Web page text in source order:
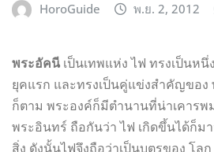
HoroGuide พ.ย. 2, 2012
พระอัคนี เป็นเทพแห่ง ไฟ ทรงเป็นห
ยุคแรก และทรงเป็นคู่แข่งสำคัญของ
ก็ตาม พระองค์ก็มีตำนานที่น่าเคารพ
พระอินทร์ ถือกันว่า ไฟ เกิดขึ้นได้ก็ม
สิ่ง ดังนั้นไฟจึงถือว่าเป็นบุตรของ โล